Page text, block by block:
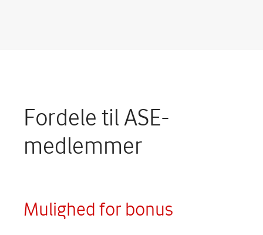
Fordele til ASE-
medlemmer
Mulighed for bonus